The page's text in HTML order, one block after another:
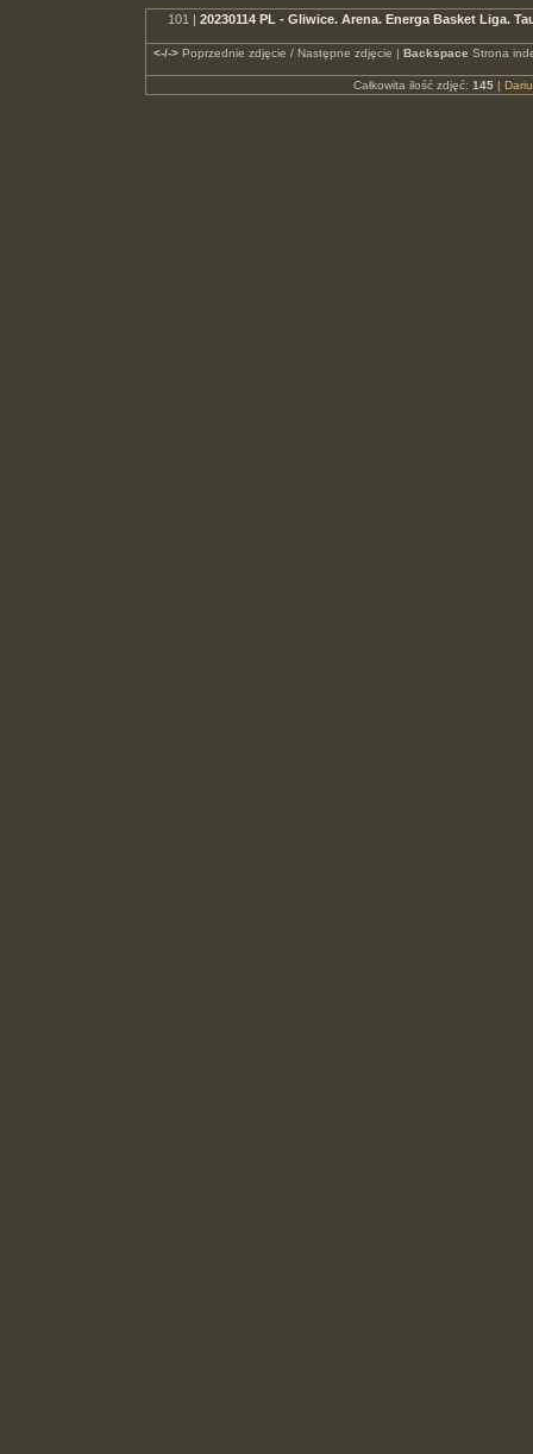
101 | 20230114 PL - Gliwice. Arena. Energa Basket Liga.
<-/->Poprzednie zdjęcie / Następne zdjęcie | Backspace Strona
Całkowita ilość zdjęć: 145|